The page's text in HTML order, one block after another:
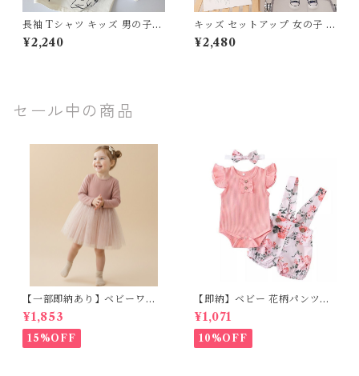
長袖 Tシャツ キッズ 男の子
綿100% ワンちゃん プリント
ロンT 春 秋 トップス 子供服
¥2,240
キッズ セットアップ 女の子 リ
ボン パーカー ジョガーパンツ
2点セット 韓国子供服 カジュ
¥2,480
セール中の商品
【一部即納あり】ベビーワン
ピース 星柄ラメ チュール ベビ
ー服 写真撮影 子供服 フリル
チュール 女の子 秋冬 春服 セ
レモニードレス 新生児 お宮参
¥1,853
15%OFF
【即納】ベビー 花柄パンツ&
フリルロンパースset＋ヘッド
バンド 3点セット☆女の子 フ
ェミニン 90㎝
¥1,071
10%OFF